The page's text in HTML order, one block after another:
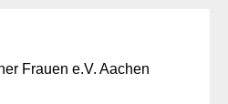
Frauen e.V. Aachen